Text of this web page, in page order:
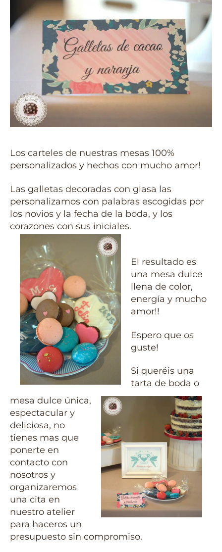
Los carteles de nuestras mesas 100%
personalizados y hechos con mucho amor!
Las galletas decoradas con glasa las
personalizamos con palabras escogidas por
los novios y la fecha de la boda, y los
corazones con sus iniciales.
El resultado es
una mesa dulce
llena de color,
energía y mucho
amor!!
Espero que os
guste!
Si queréis una
tarta de boda o
mesa dulce única,
espectacular y
deliciosa, no
tienes mas que
ponerte en
contacto con
nosotros y
organizaremos
una cita en
nuestro atelier
para haceros un
presupuesto sin compromiso.